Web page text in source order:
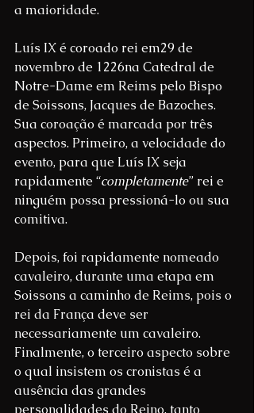
a maioridade.
Luís IX é coroado rei em29 de
novembro de 1226na Catedral de
Notre-Dame em Reims pelo Bispo
de Soissons, Jacques de Bazoches.
Sua coroação é marcada por três
aspectos. Primeiro, a velocidade do
evento, para que Luís IX seja
rapidamente “completamente” rei e
ninguém possa pressioná-lo ou sua
comitiva.
Depois, foi rapidamente nomeado
cavaleiro, durante uma etapa em
Soissons a caminho de Reims, pois o
rei da França deve ser
necessariamente um cavaleiro.
Finalmente, o terceiro aspecto sobre
o qual insistem os cronistas é a
ausência das grandes
personalidades do Reino, tanto